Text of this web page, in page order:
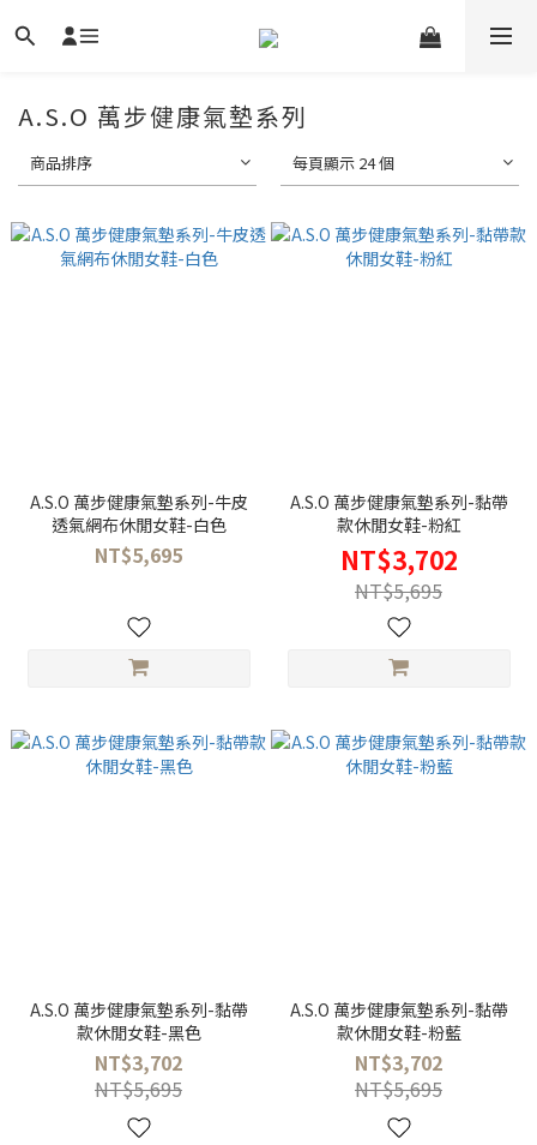
A.S.O 萬步健康氣墊系列
商品排序 每頁顯示 24 個
A.S.O 萬步健康氣墊系列-牛皮
透氣網布休閒女鞋-白色
NT$5,695
A.S.O 萬步健康氣墊系列-黏帶
款休閒女鞋-粉紅
NT$3,702
NT$5,695
A.S.O 萬步健康氣墊系列-黏帶
款休閒女鞋-黑色
NT$3,702
NT$5,695
A.S.O 萬步健康氣墊系列-黏帶
款休閒女鞋-粉藍
NT$3,702
NT$5,695